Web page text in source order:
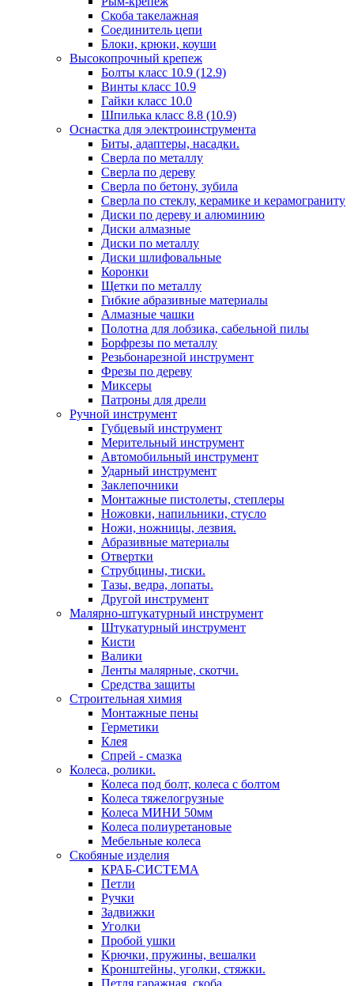
Скоба такелажная
Соединитель цепи
Блоки, крюки, коуши
Высокопрочный крепеж
Болты класс 10.9 (12.9)
Винты класс 10.9
Гайки класс 10.0
Шпилька класс 8.8 (10.9)
Оснастка для электроинструмента
Биты, адаптеры, насадки.
Сверла по металлу
Сверла по дереву
Сверла по бетону, зубила
Сверла по стеклу, керамике и керамограниту
Диски по дереву и алюминию
Диски алмазные
Диски по металлу
Диски шлифовальные
Коронки
Щетки по металлу
Гибкие абразивные материалы
Алмазные чашки
Полотна для лобзика, сабельной пилы
Борфрезы по металлу
Резьбонарезной инструмент
Фрезы по дереву
Миксеры
Патроны для дрели
Ручной инструмент
Губцевый инструмент
Мерительный инструмент
Автомобильный инструмент
Ударный инструмент
Заклепочники
Монтажные пистолеты, степлеры
Ножовки, напильники, стусло
Ножи, ножницы, лезвия.
Абразивные материалы
Отвертки
Cтрубцины, тиски.
Тазы, ведра, лопаты.
Другой инструмент
Малярно-штукатурный инструмент
Штукатурный инструмент
Кисти
Валики
Ленты малярные, скотчи.
Средства защиты
Строительная химия
Монтажные пены
Герметики
Клея
Спрей - смазка
Колеса, ролики.
Колеса под болт, колеса с болтом
Колеса тяжелогрузные
Колеса МИНИ 50мм
Колеса полиуретановые
Мебельные колеса
Скобяные изделия
КРАБ-СИСТЕМА
Петли
Ручки
Задвижки
Уголки
Пробой ушки
Kрючки, пружины, вешалки
Кронштейны, уголки, стяжки.
Петля гаражная, скоба.